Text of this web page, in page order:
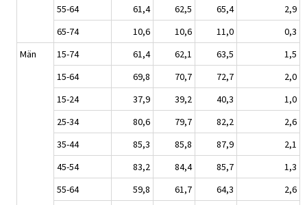
55-64
61,4 62,5 65,4
2,9
65-74
10,6 10,6 11,0
0,3
Män
15-74 61,4 62,1 63,5
1,5
15-64
69,8 70,7 72,7
2,0
15-24
37,9 39,2 40,3
1,0
25-34
80,6 79,7 82,2
2,6
35-44
85,3 85,8 87,9
2,1
45-54
83,2 84,4 85,7
1,3
55-64
59,8 61,7 64,3
2,6